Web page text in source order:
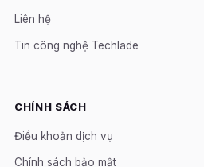
Liên hệ
Tin công nghệ Techlade
CHÍNH SÁCH
Điều khoản dịch vụ
Chính sách bảo mật